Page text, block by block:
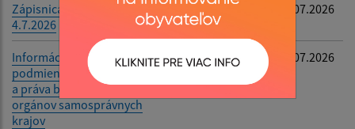
Zápisnica Referendum
4.7.2026
- 06.07.2026
Informácia o
podmienkach práva voliť
a práva byť volený do
orgánov samosprávnych
krajov
Informácia v
jazyku
06.07.2026